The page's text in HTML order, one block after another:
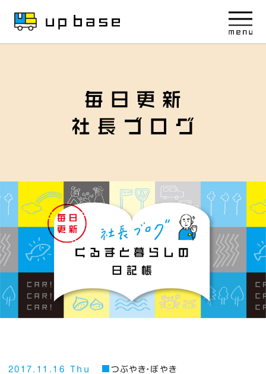
2017.11.16 Thu つぶやき・ぼやき